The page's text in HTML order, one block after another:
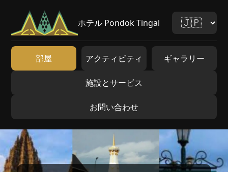
ホテル Pondok Tingal
部屋 アクティビティ ギャラリー
施設とサービス
お問い合わせ